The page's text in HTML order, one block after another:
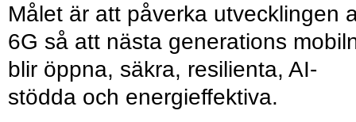
Målet är att påverka utvecklingen
6G så att nästa generations
blir öppna, säkra, resilienta, AI-
stödda och energieffektiva.